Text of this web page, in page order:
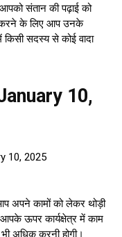
संतान की पढ़ाई को
करने के लिए आप उनके
सदस्य से कोई वादा
10,
अपने कामों को लेकर थोड़ी
ऊपर कार्यक्षेत्र में काम
अधिक करनी होगी।